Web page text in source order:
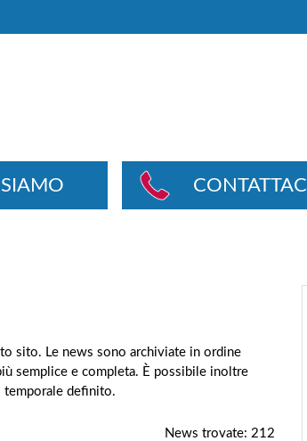
CONTATTACI
sito. Le news sono archiviate in ordine
semplice e completa. È possibile inoltre
temporale definito.
News trovate: 212